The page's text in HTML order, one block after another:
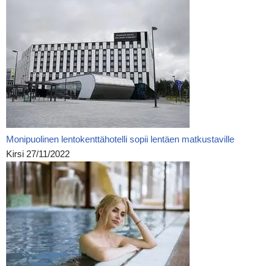
Monipuolinen lentokenttähotelli sopii lentäen matkustaville
Kirsi 27/11/2022